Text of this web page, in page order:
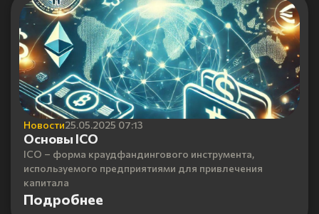
Новости25.05.2025 07:13
Основы ICO
ICO – форма краудфандингового инструмента,
используемого предприятиями для привлечения
капитала
Подробнее